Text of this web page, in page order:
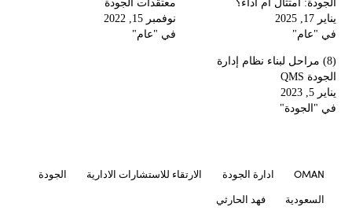
الجودة: امتثال أم أداء؟
يناير 17, 2025
في "عام"
معتقدات الجودة
نوفمبر 15, 2022
في "عام"
(8) مراحل لبناء نظام إدارة
الجودة QMS
يناير 5, 2023
في "الجودة"
OMAN ادارة الجودة الارتقاء للاستشارات الادارية
الجودة
السعودية
فهد الحارثي